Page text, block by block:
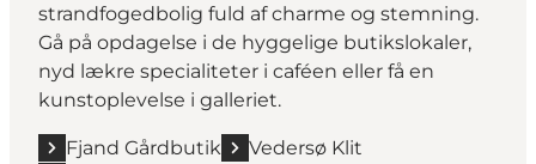
strandfogedbolig fuld af charme og stemning.
Gå på opdagelse i de hyggelige butikslokaler,
nyd lækre specialiteter i caféen eller få en
kunstoplevelse i galleriet.
Fjand Gårdbutik
Vedersø Klit